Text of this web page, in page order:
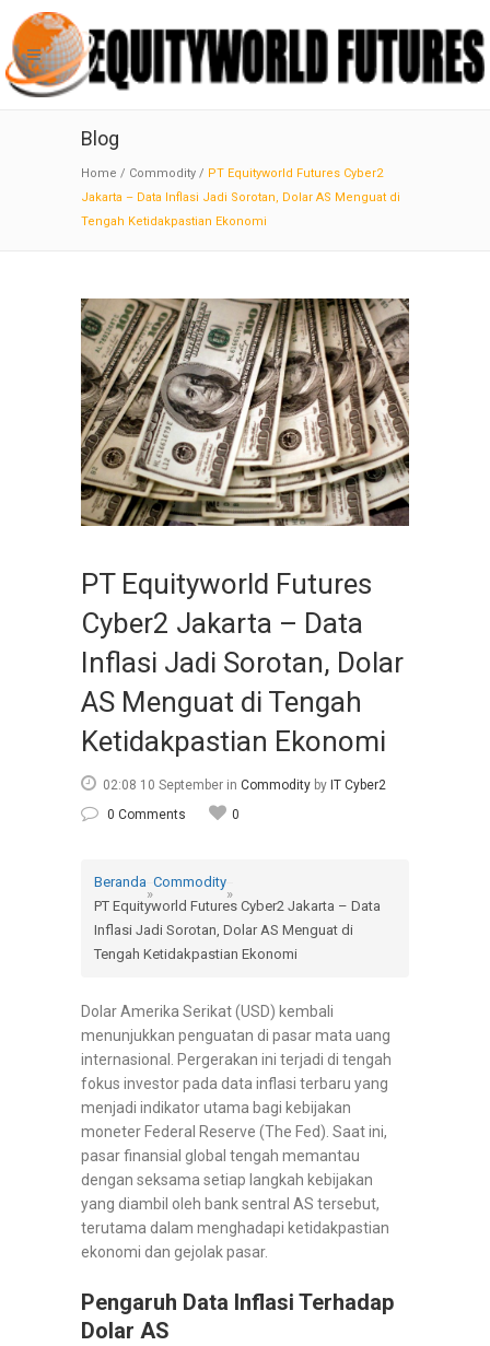
Blog
Home / Commodity / PT Equityworld Futures Cyber2
Jakarta – Data Inflasi Jadi Sorotan, Dolar AS Menguat di
Tengah Ketidakpastian Ekonomi
PT Equityworld Futures
Cyber2 Jakarta – Data
Inflasi Jadi Sorotan, Dolar
AS Menguat di Tengah
Ketidakpastian Ekonomi
02:08 10 September in Commodity by IT Cyber2
0 Comments
0
Beranda
»
Commodity
»
PT Equityworld Futures Cyber2 Jakarta – Data
Inflasi Jadi Sorotan, Dolar AS Menguat di
Tengah Ketidakpastian Ekonomi
Dolar Amerika Serikat (USD) kembali
menunjukkan penguatan di pasar mata uang
internasional. Pergerakan ini terjadi di tengah
fokus investor pada data inflasi terbaru yang
menjadi indikator utama bagi kebijakan
moneter Federal Reserve (The Fed). Saat ini,
pasar finansial global tengah memantau
dengan seksama setiap langkah kebijakan
yang diambil oleh bank sentral AS tersebut,
terutama dalam menghadapi ketidakpastian
ekonomi dan gejolak pasar.
Pengaruh Data Inflasi Terhadap
Dolar AS